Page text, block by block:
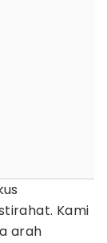
Kami
arah